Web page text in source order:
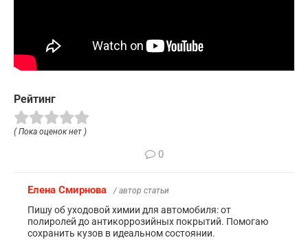
Рейтинг
( Пока оценок нет )
0
Елена Смирнова / автор статьи
Пишу об уходовой химии для автомобиля: от
полиролей до антикоррозийных покрытий. Помогаю
сохранить кузов в идеальном состоянии.